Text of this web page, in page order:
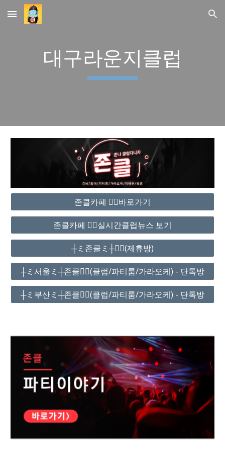
Skip to main content Skip to navigation
대구라운지클럽
존클카페 ❤️‍🔥바로가기
존클카페 ❤️‍🔥실시간클럽뉴스 보기
┼ミ존클ミ┼❤️‍🔥(제휴방)
┼ミ서울ミ┼존클❤️‍🔥(클럽/파티룸/가라오케) - 단톡방
┼ミ부산ミ┼존클❤️‍🔥(클럽/파티룸/가라오케) - 단톡방